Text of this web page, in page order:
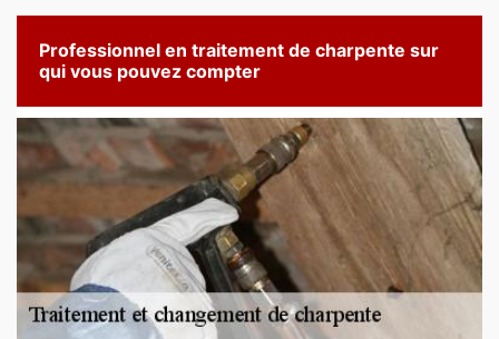
Professionnel en traitement de charpente sur
qui vous pouvez compter